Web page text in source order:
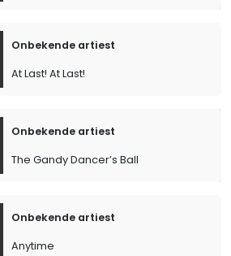
Onbekende artiest
At Last! At Last!
Onbekende artiest
The Gandy Dancer’s Ball
Onbekende artiest
Anytime